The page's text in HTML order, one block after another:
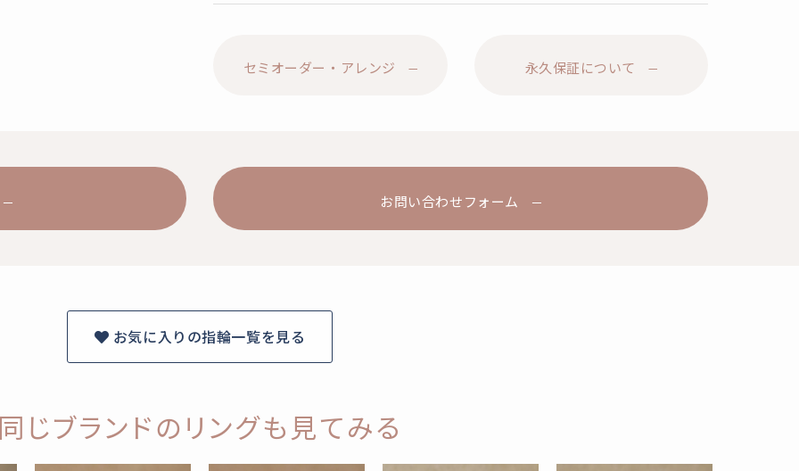
セミオーダー・アレンジ 永久保証について
お問い合わせフォーム
お気に入りの指輪一覧を見る
同じブランドのリングも見てみる